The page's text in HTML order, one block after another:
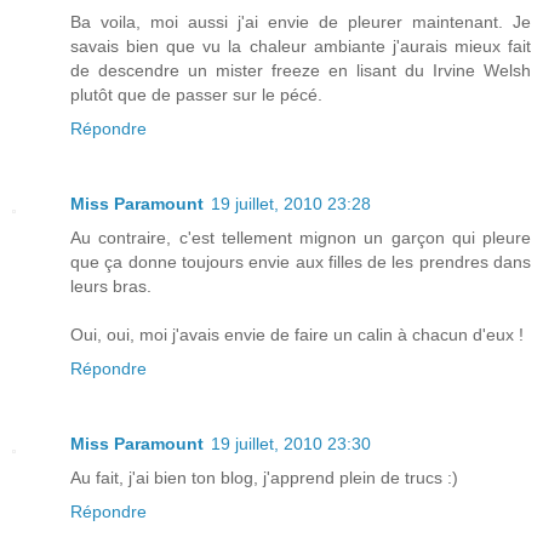
Ba voila, moi aussi j'ai envie de pleurer maintenant. Je
savais bien que vu la chaleur ambiante j'aurais mieux fait
de descendre un mister freeze en lisant du Irvine Welsh
plutôt que de passer sur le pécé.
Répondre
Miss Paramount 19 juillet, 2010 23:28
Au contraire, c'est tellement mignon un garçon qui pleure
que ça donne toujours envie aux filles de les prendres dans
leurs bras.
Oui, oui, moi j'avais envie de faire un calin à chacun d'eux !
Répondre
Miss Paramount 19 juillet, 2010 23:30
Au fait, j'ai bien ton blog, j'apprend plein de trucs :)
Répondre